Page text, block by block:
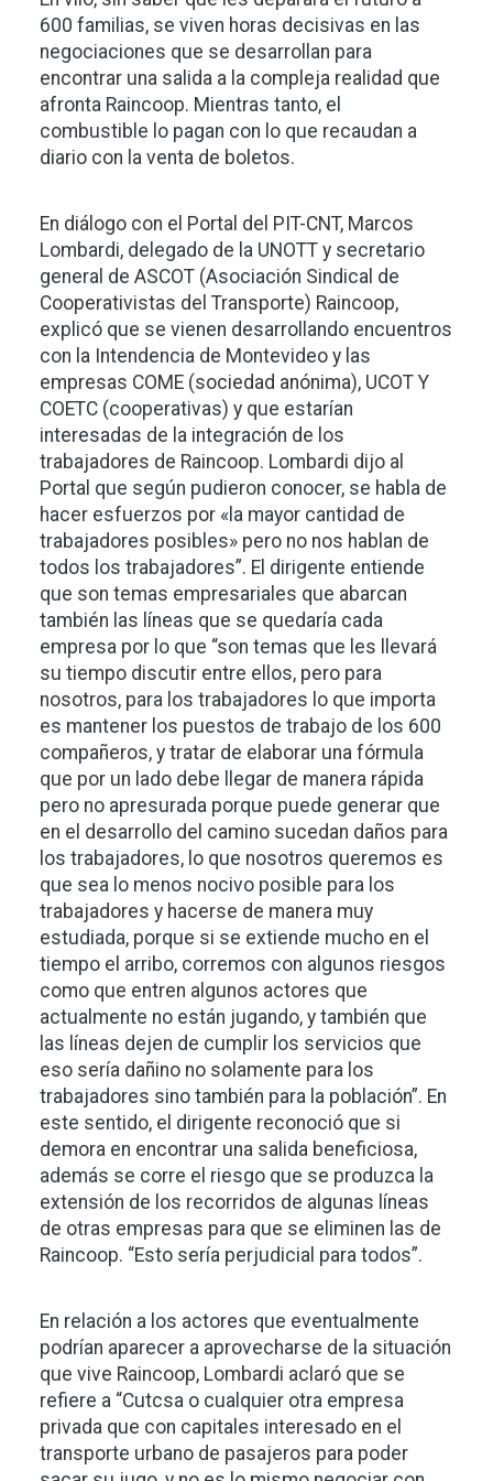
600 familias, se viven horas decisivas en las
negociaciones que se desarrollan para
encontrar una salida a la compleja realidad que
afronta Raincoop. Mientras tanto, el
combustible lo pagan con lo que recaudan a
diario con la venta de boletos.
En diálogo con el Portal del PIT-CNT, Marcos
Lombardi, delegado de la UNOTT y secretario
general de ASCOT (Asociación Sindical de
Cooperativistas del Transporte) Raincoop,
explicó que se vienen desarrollando encuentros
con la Intendencia de Montevideo y las
empresas COME (sociedad anónima), UCOT Y
COETC (cooperativas) y que estarían
interesadas de la integración de los
trabajadores de Raincoop. Lombardi dijo al
Portal que según pudieron conocer, se habla de
hacer esfuerzos por «la mayor cantidad de
trabajadores posibles» pero no nos hablan de
todos los trabajadores”. El dirigente entiende
que son temas empresariales que abarcan
también las líneas que se quedaría cada
empresa por lo que “son temas que les llevará
su tiempo discutir entre ellos, pero para
nosotros, para los trabajadores lo que importa
es mantener los puestos de trabajo de los 600
compañeros, y tratar de elaborar una fórmula
que por un lado debe llegar de manera rápida
pero no apresurada porque puede generar que
en el desarrollo del camino sucedan daños para
los trabajadores, lo que nosotros queremos es
que sea lo menos nocivo posible para los
trabajadores y hacerse de manera muy
estudiada, porque si se extiende mucho en el
tiempo el arribo, corremos con algunos riesgos
como que entren algunos actores que
actualmente no están jugando, y también que
las líneas dejen de cumplir los servicios que
eso sería dañino no solamente para los
trabajadores sino también para la población”. En
este sentido, el dirigente reconoció que si
demora en encontrar una salida beneficiosa,
además se corre el riesgo que se produzca la
extensión de los recorridos de algunas líneas
de otras empresas para que se eliminen las de
Raincoop. “Esto sería perjudicial para todos”.
En relación a los actores que eventualmente
podrían aparecer a aprovecharse de la situación
que vive Raincoop, Lombardi aclaró que se
refiere a “Cutcsa o cualquier otra empresa
privada que con capitales interesado en el
transporte urbano de pasajeros para poder